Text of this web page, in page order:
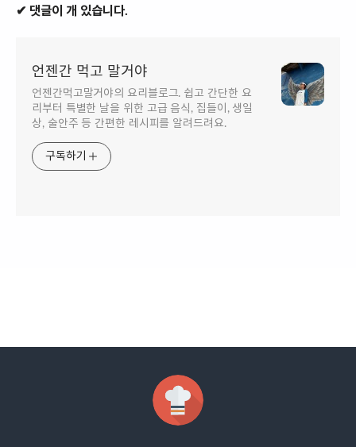
✔ 댓글이 개 있습니다.
언젠간 먹고 말거야
언젠간먹고말거야의 요리블로그. 쉽고 간단한 요
리부터 특별한 날을 위한 고급 음식, 집들이, 생일
상, 술안주 등 간편한 레시피를 알려드려요.
구독하기